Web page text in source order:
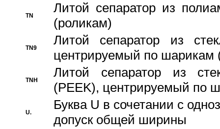
TN
Литой сепаратор из
(роликам)
TN9
Литой сепаратор из
центрируемый по шарикам
TNH
Литой сепаратор из
(PEEK), центрируемый по
U.
Буква U в сочетании с
допуск общей ширины